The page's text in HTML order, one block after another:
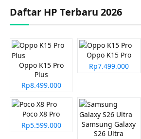
Daftar HP Terbaru 2026
Oppo K15 Pro
Plus
Rp8.499.000
Oppo K15 Pro
Rp7.499.000
Poco X8 Pro
Rp5.599.000
Samsung Galaxy
S26 Ultra